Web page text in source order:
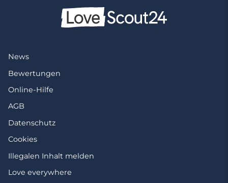
News
Bewertungen
Online-Hilfe
AGB
Datenschutz
Cookies
Illegalen Inhalt melden
Love everywhere